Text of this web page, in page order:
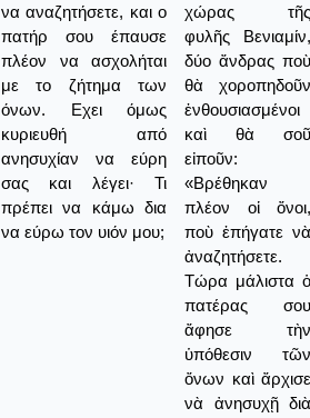
να αναζητήσετε, και ο
πατήρ σου έπαυσε
πλέον να ασχολήται
με το ζήτημα των
όνων. Εχει όμως
κυριευθή από
ανησυχίαν να εύρη
σας και λέγει· Τι
πρέπει να κάμω δια
να εύρω τον υιόν μου;
χώρας τῆς
φυλῆς Βενιαμίν,
δύο ἄνδρας ποὺ
θὰ χοροπηδοῦν
ἐνθουσιασμένοι
καὶ θὰ σοῦ
εἰποῦν:
«Βρέθηκαν
πλέον οἱ ὄνοι,
ποὺ ἐπήγατε νὰ
ἀναζητήσετε.
Τώρα μάλιστα ὁ
πατέρας σου
ἄφησε τὴν
ὑπόθεσιν τῶν
ὄνων καὶ ἄρχισε
νὰ ἀνησυχῇ διὰ